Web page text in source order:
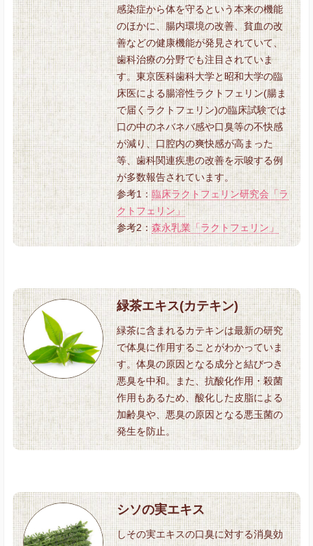
感染症から体を守るという本来の機能
のほかに、腸内環境の改善、貧血の改
善などの健康機能が発見されていて、
歯科治療の分野でも注目されていま
す。東京医科歯科大学と昭和大学の臨
床医による腸溶性ラクトフェリン(腸ま
で届くラクトフェリン)の臨床試験では
口の中のネバネバ感や口臭等の不快感
が減り、口腔内の爽快感が高まった
等、歯科関連疾患の改善を示唆する例
が多数報告されています。
参考1： 臨床ラクトフェリン研究会「ラ
クトフェリン」
参考2： 森永乳業「ラクトフェリン」
緑茶エキス(カテキン)
緑茶に含まれるカテキンは最新の研究
で体臭に作用することがわかっていま
す。体臭の原因となる成分と結びつき
悪臭を中和。また、抗酸化作用・殺菌
作用もあるため、酸化した皮脂による
加齢臭や、悪臭の原因となる悪玉菌の
発生を防止。
シソの実エキス
しその実エキスの口臭に対する消臭効